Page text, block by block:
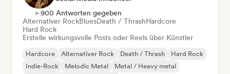
> 900 Antworten gegeben
Alternativer RockBluesDeath / ThrashHardcore
Hard Rock
Erstelle wirkungsvolle Posts oder Reels über Künstler
Hardcore Alternativer Rock Death / Thrash
Hard Rock
Indie-Rock
Melodic Metal
Metal / Heavy metal